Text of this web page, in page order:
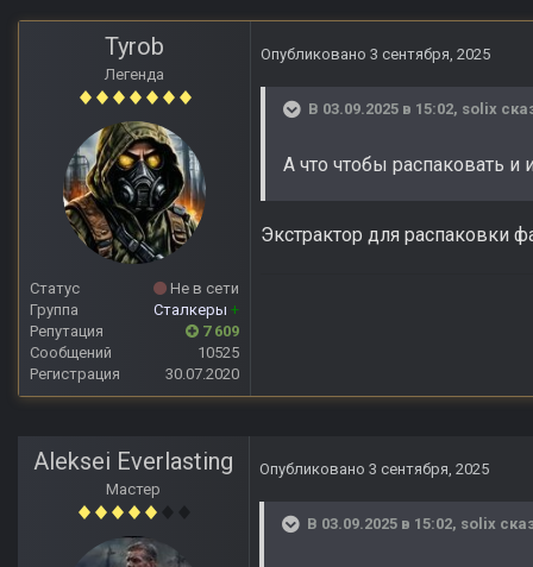
Tyrob
Легенда
Статус
Не в сети
Группа
Сталкеры +
Репутация
7 609
Сообщений
10525
Регистрация
30.07.2020
Опубликовано 3 сентября, 2025
В 03.09.2025 в 15:02, solix
А что чтобы распаковать и
Экстрактор для распаковки
Aleksei Everlasting
Мастер
Опубликовано 3 сентября, 2025
В 03.09.2025 в 15:02, solix